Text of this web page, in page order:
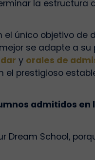
la estructura
el único objetivo de
se adapte a su
y orales de
prestigioso
admitidos en
Dream School,